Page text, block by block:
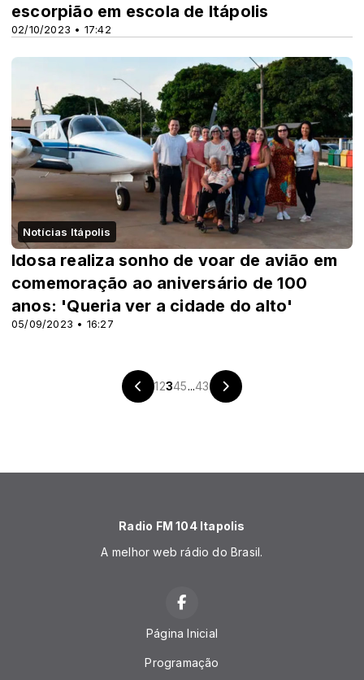
02/10/2023 • 17:42
escorpião em escola de Itápolis
Notícias Itápolis
05/09/2023 • 16:27
Idosa realiza sonho de voar de avião em
comemoração ao aniversário de 100
anos: 'Queria ver a cidade do alto'
12345...43
Radio FM 104 Itapolis
A melhor web rádio do Brasil.
Página Inicial
Programação